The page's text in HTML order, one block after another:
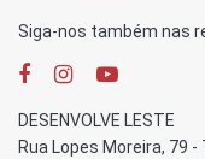
Siga-nos também nas
DESENVOLVE LESTE
Rua Lopes Moreira, 79 -